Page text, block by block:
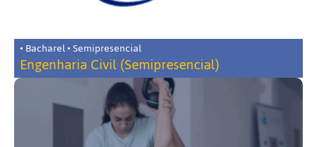
• Bacharel • Semipresencial
Engenharia Civil (Semipresencial)